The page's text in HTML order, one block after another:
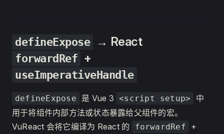
defineExpose → React
forwardRef +
useImperativeHandle
defineExpose 是 Vue 3 <script setup>
中
用于将组件内部方法或状态暴露给父组件的宏。
VuReact 会将它编译为 React 的
forwardRef +